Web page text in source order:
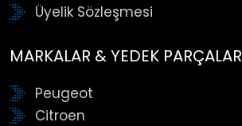
Üyelik Sözleşmesi
MARKALAR & YEDEK PARÇALAR
Peugeot
Citroen